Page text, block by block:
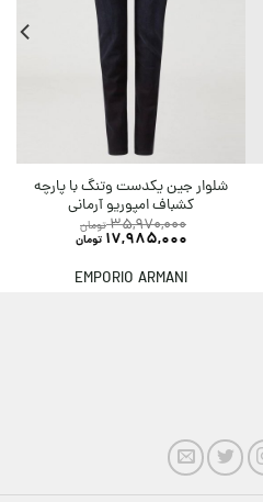
شلوار جین یکدست وتنگ با پارچه
کشباف امپوریو آرمانی
35,970,000 تومان
17,985,000 تومان
EMPORIO ARMANI